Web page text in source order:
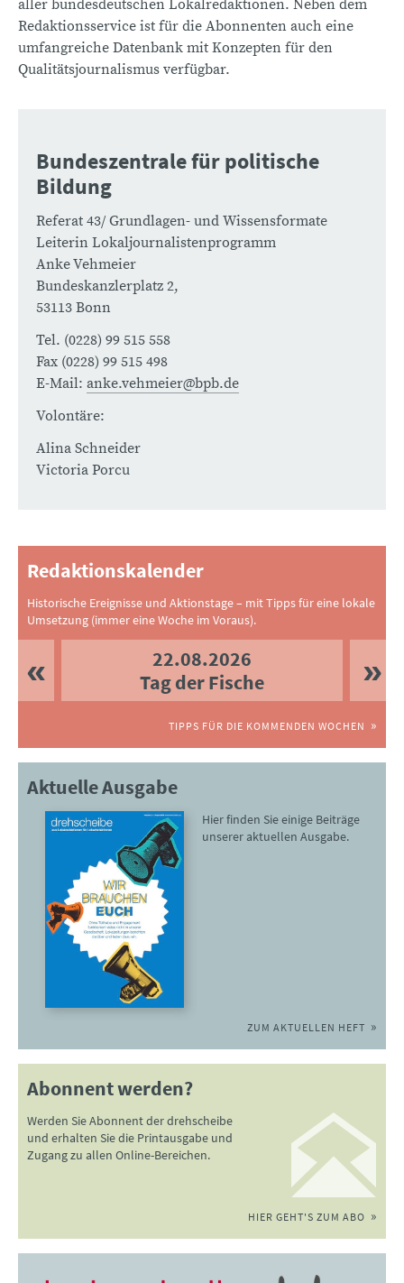
aller bundesdeutschen Lokalredaktionen. Neben dem
Redaktionsservice ist für die Abonnenten auch eine
umfangreiche Datenbank mit Konzepten für den
Qualitätsjournalismus verfügbar.
Bundeszentrale für politische
Bildung
Referat 43/ Grundlagen- und Wissensformate
Leiterin Lokaljournalistenprogramm
Anke Vehmeier
Bundeskanzlerplatz 2,
53113 Bonn
Tel. (0228) 99 515 558
Fax (0228) 99 515 498
E-Mail: anke.vehmeier@bpb.de
Volontäre:
Alina Schneider
Victoria Porcu
Redaktionskalender
Historische Ereignisse und Aktionstage – mit Tipps für eine lokale
Umsetzung (immer eine Woche im Voraus).
22.08.2026
Tag der Fische
TIPPS FÜR DIE KOMMENDEN WOCHEN
Aktuelle Ausgabe
Hier finden Sie einige Beiträge
unserer aktuellen Ausgabe.
ZUM AKTUELLEN HEFT
Abonnent werden?
Werden Sie Abonnent der drehscheibe
und erhalten Sie die Printausgabe und
Zugang zu allen Online-Bereichen.
HIER GEHT'S ZUM ABO